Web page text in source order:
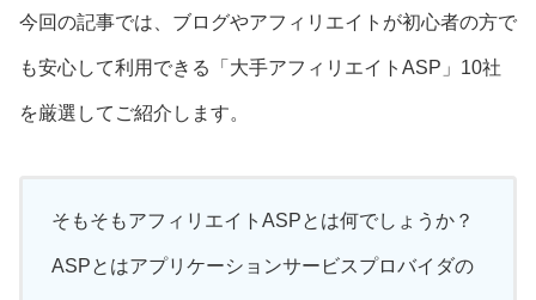
今回の記事では、ブログやアフィリエイトが初心者の方で
も安心して利用できる「大手アフィリエイトASP」10社
を厳選してご紹介します。
そもそもアフィリエイトASPとは何でしょうか？
ASPとはアプリケーションサービスプロバイダの